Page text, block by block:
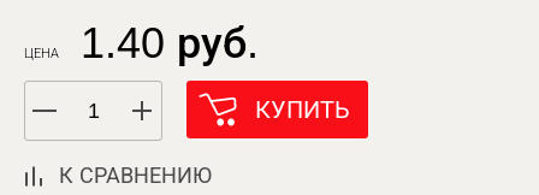
ЦЕНА 1.40 руб.
КУПИТЬ
К СРАВНЕНИЮ